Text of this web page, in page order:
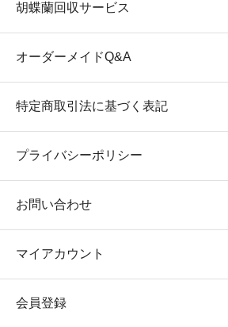
胡蝶蘭回収サービス
オーダーメイドQ&A
特定商取引法に基づく表記
プライバシーポリシー
お問い合わせ
マイアカウント
会員登録